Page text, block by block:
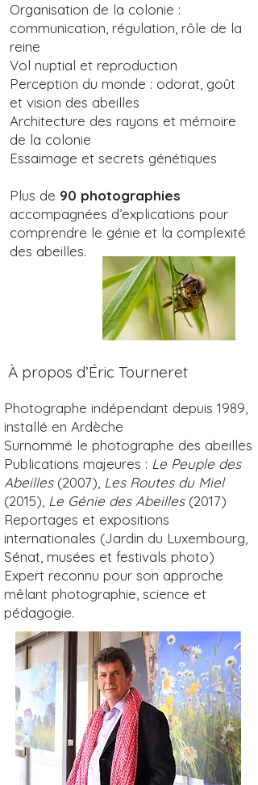
Organisation de la colonie :
communication, régulation, rôle de la
reine
Vol nuptial et reproduction
Perception du monde : odorat, goût
et vision des abeilles
Architecture des rayons et mémoire
de la colonie
Essaimage et secrets génétiques
Plus de 90 photographies
accompagnées d’explications pour
comprendre le génie et la complexité
des abeilles.
À propos d’Éric Tourneret
Photographe indépendant depuis 1989,
installé en Ardèche
Surnommé le photographe des abeilles
Publications majeures : Le Peuple des
Abeilles(2007), Les Routes du Miel
(2015), Le Génie des Abeilles(2017)
Reportages et expositions
internationales (Jardin du Luxembourg,
Sénat, musées et festivals photo)
Expert reconnu pour son approche
mêlant photographie, science et
pédagogie.